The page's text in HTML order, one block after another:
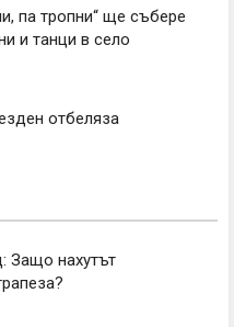
па тропни“ ще събере
и танци в село
отбеляза
Защо нахутът